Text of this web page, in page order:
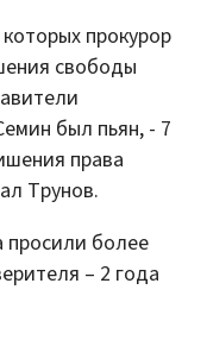
прокурор
свободы
был пьян, - 7
права
Трунов.
более
– 2 года